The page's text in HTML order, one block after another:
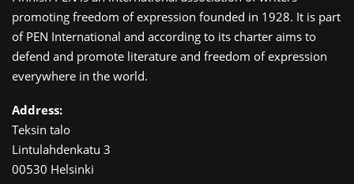
promoting freedom of expression founded in 1928. It is part
of PEN International and according to its charter aims to
defend and promote literature and freedom of expression
everywhere in the world.
Address:
Teksin talo
Lintulahdenkatu 3
00530 Helsinki